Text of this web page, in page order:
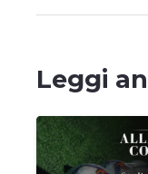
Leggi